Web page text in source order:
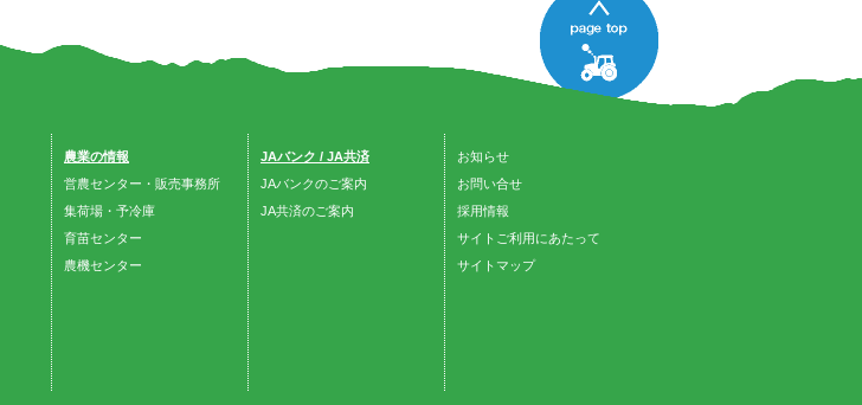
農業の情報
営農センター・販売事務所
集荷場・予冷庫
育苗センター
農機センター
JAバンク / JA共済
JAバンクのご案内
JA共済のご案内
お知らせ
お問い合せ
採用情報
サイトご利用にあたって
サイトマップ